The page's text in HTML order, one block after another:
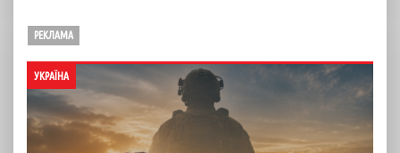
РЕКЛАМА
УКРАЇНА